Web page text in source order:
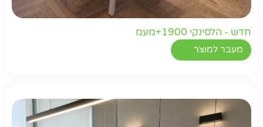
חדש - הלסינקי 1900+מעמ
מעבר למוצר